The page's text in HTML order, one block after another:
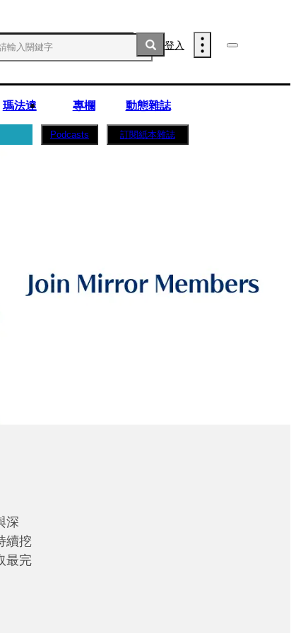
登入
瑪法達 專欄
動態雜誌
Podcasts 訂閱紙本雜誌
深
續挖
最完